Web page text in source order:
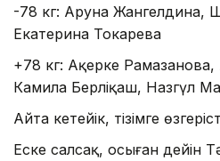
-78 кг: Аруна Жангелдина,
Екатерина Токарева
+78 кг: Ақерке
Камила Берліқаш, Назгүл
Айта кетейік, тізімге
Еске салсақ, осыған дейін